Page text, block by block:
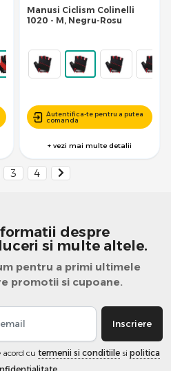
Manusi Ciclism Colinelli
1020 - M, Negru-Rosu
Autentifica-te pentru a putea
comanda
+ vezi mai multe detalii
3 4
despre
si multe altele.
pentru a primi ultimele
promotii si cupoane.
Inscriere
acord cu termenii si conditiile si politica